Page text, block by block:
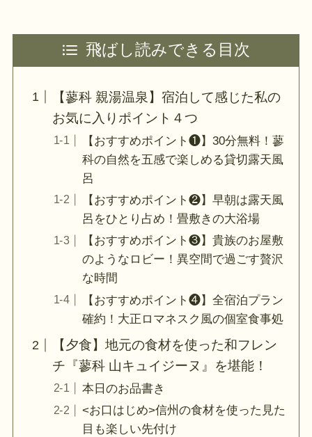
飛ばし読みできる目次
【蓼科 親湯温泉】宿泊して感じた私の
お気に入りポイント４つ
【おすすめポイント❶】30分無料！蓼
科の自然を五感で楽しめる貸切露天風
呂
【おすすめポイント❷】早朝は露天風
呂をひとり占め！畳敷きの大浴場
【おすすめポイント❸】貴族のお屋敷
のようなロビー！異空間で過ごす贅沢
な時間
【おすすめポイント❹】全宿泊プラン
確約！大正ロマネスク風の個室食事処
【夕食】地元の食材を使った和フレン
チ『蓼科 山キュイジーヌ』を堪能！
本日のお品書き
<お口はじめ>信州の食材を使った見た
目も楽しい先付け